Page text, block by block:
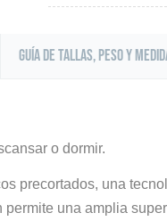
Guía de tallas, peso y
o dormir.
precortados, una
una amplia